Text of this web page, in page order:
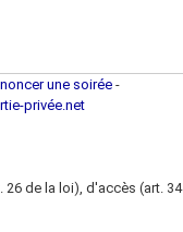
une soirée -
privée.net
de la loi), d'accès (art. 34